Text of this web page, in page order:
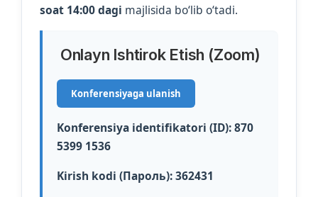
soat 14:00 dagi majlisida bo‘lib o‘tadi.
Onlayn Ishtirok Etish (Zoom)
Konferensiyaga ulanish
Konferensiya identifikatori (ID):870
5399 1536
Kirish kodi (Пароль):362431